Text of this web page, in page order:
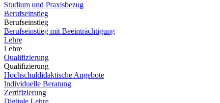
Studium und Praxisbezug
Berufseinstieg
Berufseinstieg
Berufseinstieg mit Beeinträchtigung
Lehre
Lehre
Qualifizierung
Qualifizierung
Hochschuldidaktische Angebote
Individuelle Beratung
Zertifizierung
Digitale Lehre